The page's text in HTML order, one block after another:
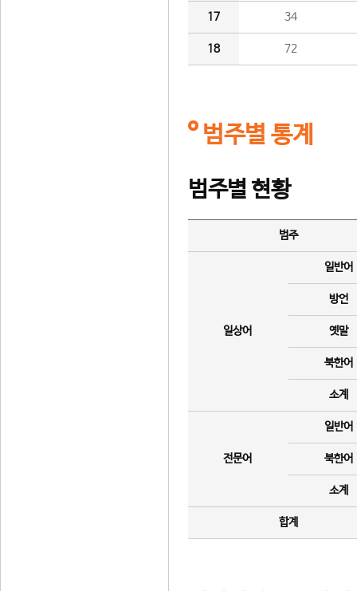
17 34
18 72
범주별 통계
범주별 현황
범주
일상어
일반어
방언
옛말
북한어
소계
전문어
일반어
북한어
소계
합계